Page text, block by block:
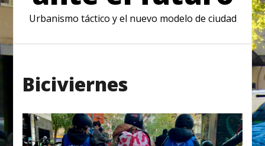
Urbanismo táctico y el nuevo modelo de ciudad
Biciviernes